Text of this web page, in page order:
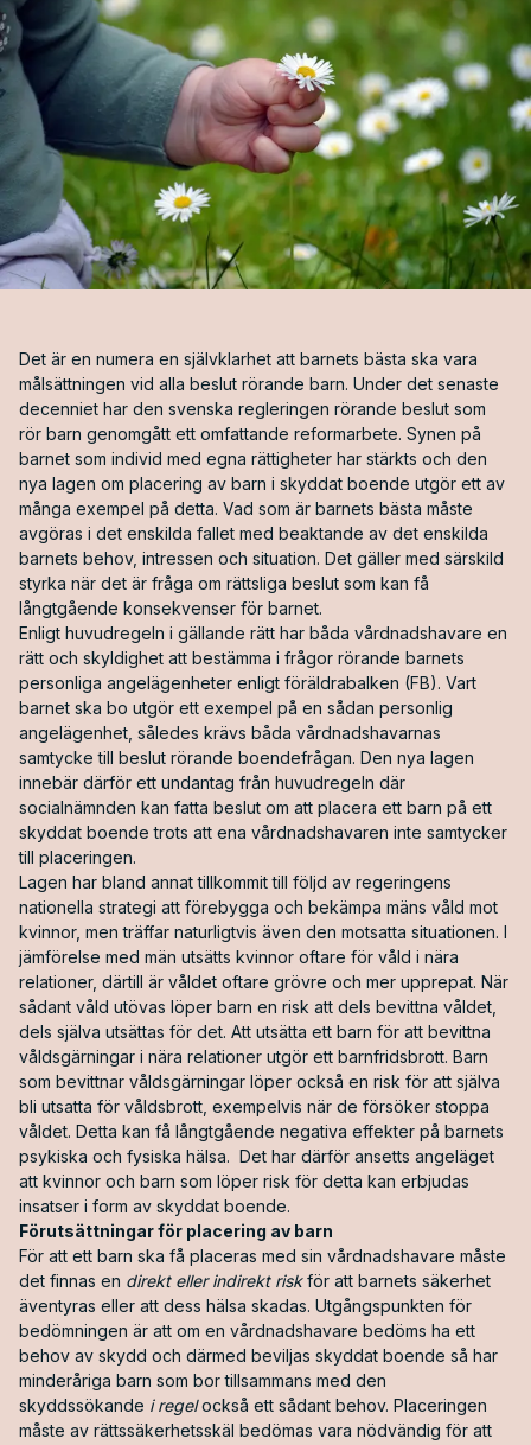
Det är en numera en självklarhet att barnets bästa ska vara
målsättningen vid alla beslut rörande barn. Under det senaste
decenniet har den svenska regleringen rörande beslut som
rör barn genomgått ett omfattande reformarbete. Synen på
barnet som individ med egna rättigheter har stärkts och den
nya lagen om placering av barn i skyddat boende utgör ett av
många exempel på detta. Vad som är barnets bästa måste
avgöras i det enskilda fallet med beaktande av det enskilda
barnets behov, intressen och situation. Det gäller med särskild
styrka när det är fråga om rättsliga beslut som kan få
långtgående konsekvenser för barnet.
Enligt huvudregeln i gällande rätt har båda vårdnadshavare en
rätt och skyldighet att bestämma i frågor rörande barnets
personliga angelägenheter enligt föräldrabalken (FB). Vart
barnet ska bo utgör ett exempel på en sådan personlig
angelägenhet, således krävs båda vårdnadshavarnas
samtycke till beslut rörande boendefrågan. Den nya lagen
innebär därför ett undantag från huvudregeln där
socialnämnden kan fatta beslut om att placera ett barn på ett
skyddat boende trots att ena vårdnadshavaren inte samtycker
till placeringen.
Lagen har bland annat tillkommit till följd av regeringens
nationella strategi att förebygga och bekämpa mäns våld mot
kvinnor, men träffar naturligtvis även den motsatta situationen. I
jämförelse med män utsätts kvinnor oftare för våld i nära
relationer, därtill är våldet oftare grövre och mer upprepat. När
sådant våld utövas löper barn en risk att dels bevittna våldet,
dels själva utsättas för det. Att utsätta ett barn för att bevittna
våldsgärningar i nära relationer utgör ett barnfridsbrott. Barn
som bevittnar våldsgärningar löper också en risk för att själva
bli utsatta för våldsbrott, exempelvis när de försöker stoppa
våldet. Detta kan få långtgående negativa effekter på barnets
psykiska och fysiska hälsa. Det har därför ansetts angeläget
att kvinnor och barn som löper risk för detta kan erbjudas
insatser i form av skyddat boende.
Förutsättningar för placering av barn
För att ett barn ska få placeras med sin vårdnadshavare måste
det finnas en direkt eller indirekt riskför att barnets säkerhet
äventyras eller att dess hälsa skadas. Utgångspunkten för
bedömningen är att om en vårdnadshavare bedöms ha ett
behov av skydd och därmed beviljas skyddat boende så har
minderåriga barn som bor tillsammans med den
skyddssökande i regelockså ett sådant behov. Placeringen
måste av rättssäkerhetsskäl bedömas vara nödvändig för att